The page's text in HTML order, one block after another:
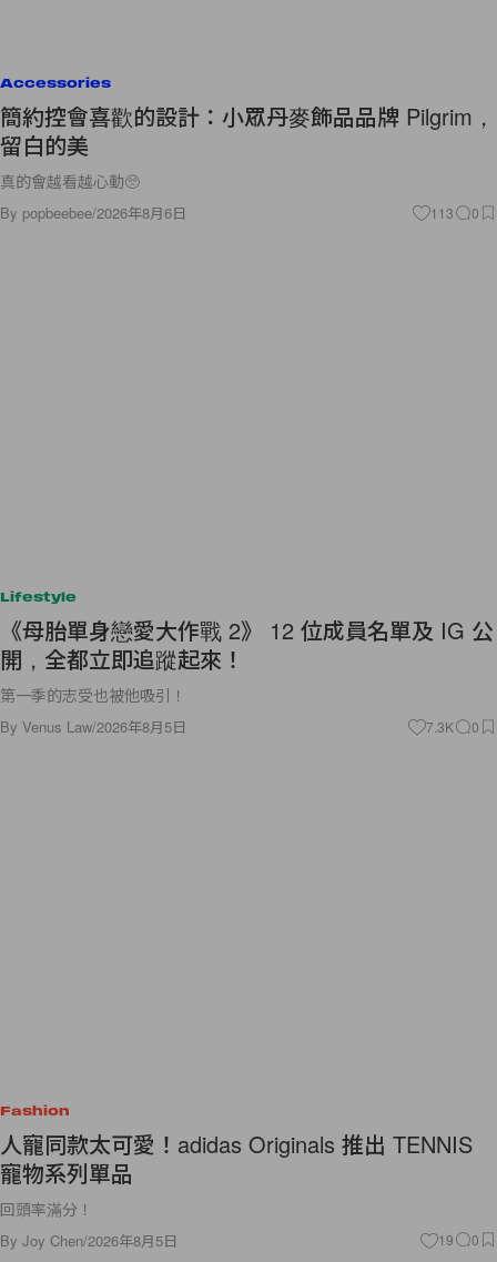
Accessories
簡約控會喜歡的設計：小眾丹麥飾品品牌 Pilgrim，
留白的美
真的會越看越心動🥺
By popbeebee/2026年8月6日 113 0
Lifestyle
《母胎單身戀愛大作戰 2》 12 位成員名單及 IG 公
開，全都立即追蹤起來！
第一季的志受也被他吸引！
By Venus Law/2026年8月5日 7.3K 0
Fashion
人寵同款太可愛！adidas Originals 推出 TENNIS
寵物系列單品
回頭率滿分！
By Joy Chen/2026年8月5日 19 0